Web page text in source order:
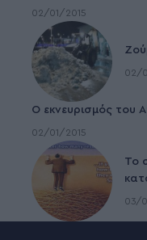
02/01/2015
02/
Ο εκνευρισμός του
02/01/2015
To
03/